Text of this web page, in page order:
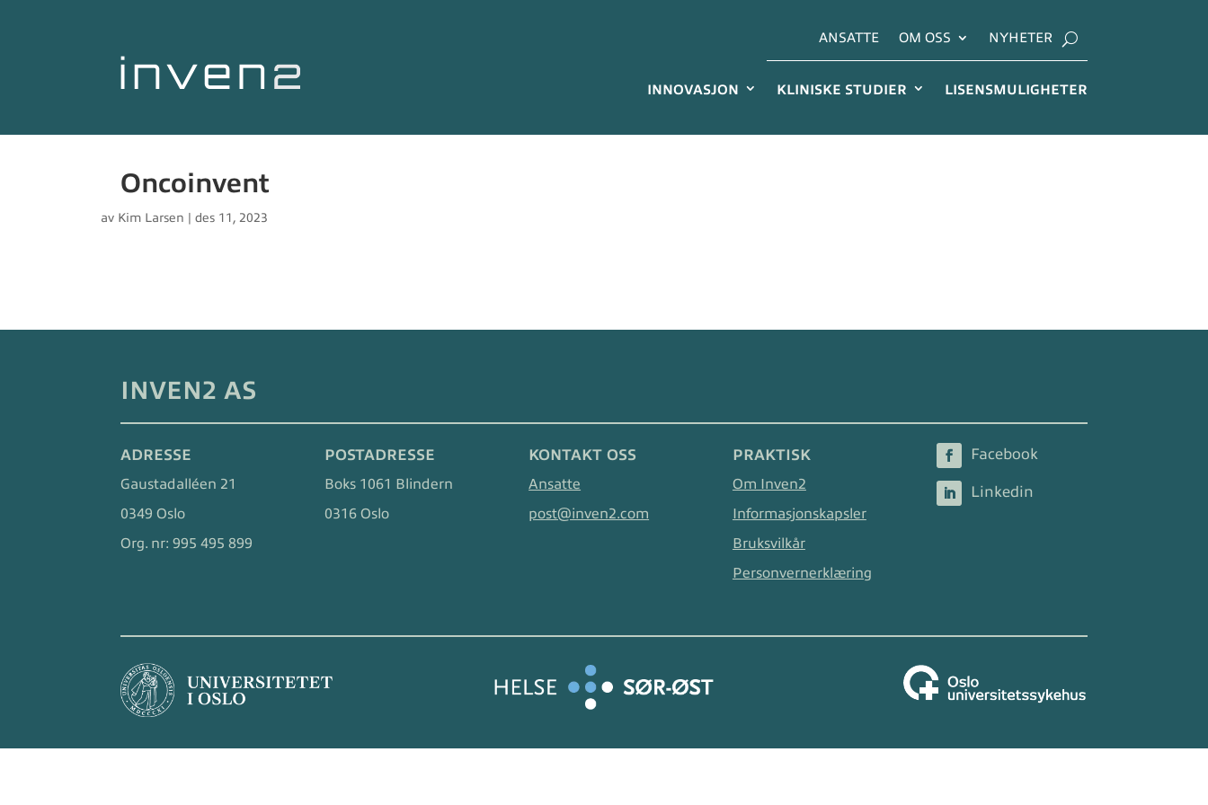
ANSATTE OM OSS NYHETER
INNOVASJON KLINISKE STUDIER LISENSMULIGHETER
Oncoinvent
av Kim Larsen |des 11, 2023
INVEN2 AS
ADRESSE
Gaustadalléen 21
0349 Oslo
Org. nr:995 495 899
POSTADRESSE
Boks 1061 Blindern
0316 Oslo
KONTAKT OSS
Ansatte
post@inven2.com
PRAKTISK
Om Inven2
Informasjonskapsler
Bruksvilkår
Personvernerklæring